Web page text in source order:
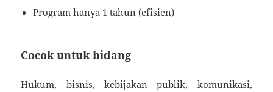
Program hanya 1 tahun (efisien)
Cocok untuk bidang
Hukum, bisnis, kebijakan publik, komunikasi,